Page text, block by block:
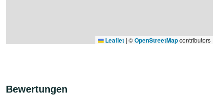
Leaflet | ©OpenStreetMapcontributors
Bewertungen